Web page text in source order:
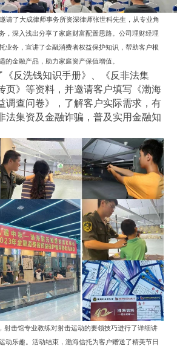
请了大成律师事务所资深律师张世科先生，从专业角
，深入浅出分享了家庭财富配置思路。公司理财经理
业务，宣讲了金融消费者权益保护知识，帮助客户根
的金融产品，助力家庭资产保值增值。
《反洗钱知识手册》、《反非法集
页》等资料，并邀请客户填写《渤海
调查问卷》，了解客户实际需求，有
法集资及金融诈骗，普及实用金融知
射击馆专业教练对射击运动的要领技巧进行了详细讲
动乐趣。活动结束，渤海信托为客户赠送了精美节日